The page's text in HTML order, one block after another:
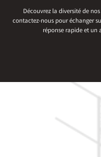
Découvrez la diversité de
contactez-nous pour échanger
réponse rapide et un